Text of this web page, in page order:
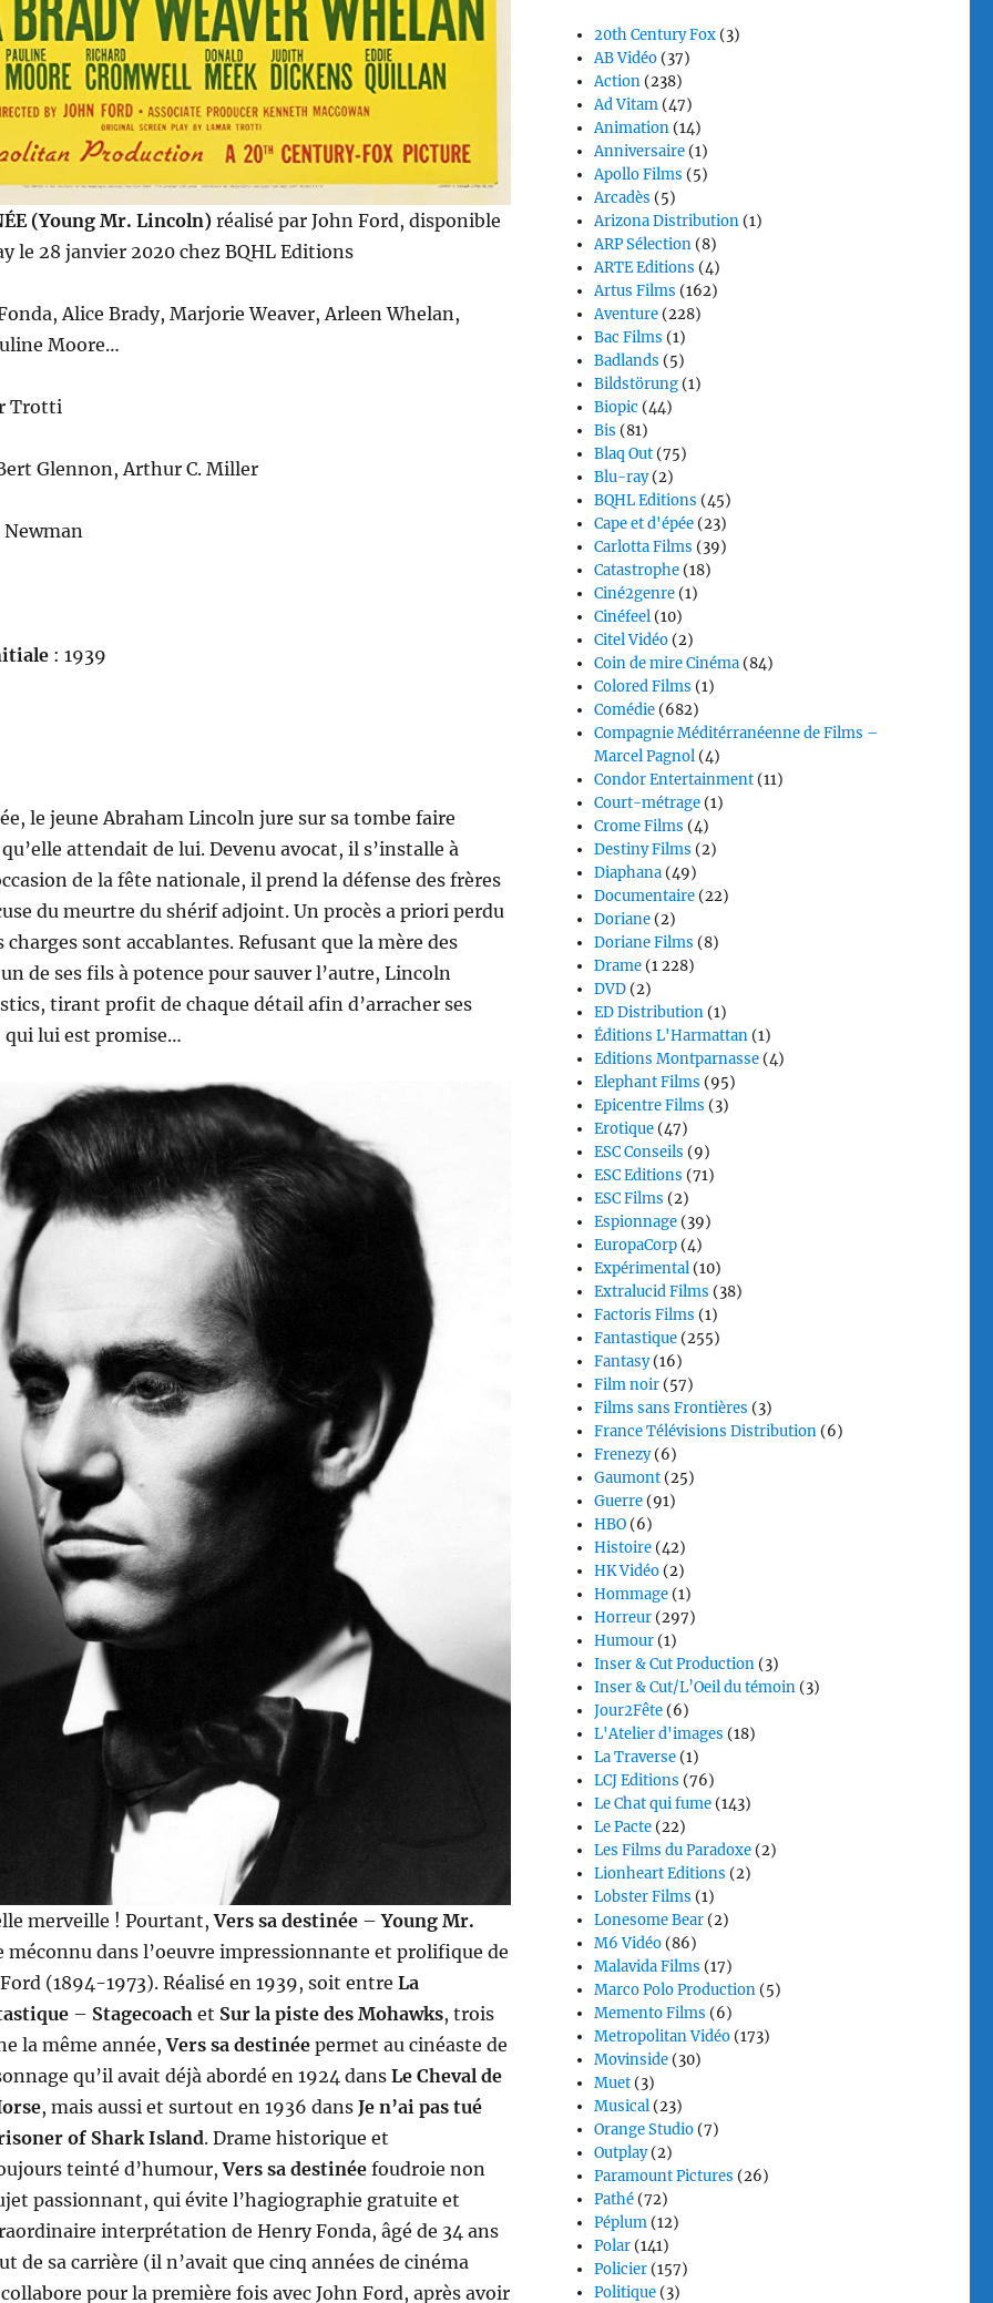
(Young Mr. Lincoln) réalisé par John Ford, disponible
le 28 janvier 2020 chez BQHL Editions
Alice Brady, Marjorie Weaver, Arleen Whelan,
Moore…
Trotti
Glennon, Arthur C. Miller
: 1939
le jeune Abraham Lincoln jure sur sa tombe faire
attendait de lui. Devenu avocat, il s’installe à
de la fête nationale, il prend la défense des frères
du meurtre du shérif adjoint. Un procès a priori perdu
charges sont accablantes. Refusant que la mère des
de ses fils à potence pour sauver l’autre, Lincoln
tirant profit de chaque détail afin d’arracher ses
qui lui est promise…
merveille ! Pourtant,Vers sa destinée–Young Mr.
méconnu dans l’oeuvre impressionnante et prolifique de
(1894-1973). Réalisé en 1939, soit entre La
– Stagecoach et Sur la piste des Mohawks, trois
la même année,Vers sa destinéepermet au cinéaste de
qu’il avait déjà abordé en 1924 dans Le Cheval de
, mais aussi et surtout en 1936 dans Je n’ai pas tué
of Shark Island. Drame historique et
teinté d’humour,Vers sa destinéefoudroie non
passionnant, qui évite l’hagiographie gratuite et
interprétation de Henry Fonda, âgé de 34 ans
de sa carrière (il n’avait que cinq années de cinéma
pour la première fois avec John Ford, après avoir
20th Century Fox (3)
AB Vidéo (37)
Action (238)
Ad Vitam (47)
Animation (14)
Anniversaire (1)
Apollo Films (5)
Arcadès (5)
Arizona Distribution (1)
ARP Sélection (8)
ARTE Editions (4)
Artus Films (162)
Aventure (228)
Bac Films (1)
Badlands (5)
Bildstörung (1)
Biopic (44)
Bis (81)
Blaq Out (75)
Blu-ray(2)
BQHL Editions (45)
Cape et d'épée (23)
Carlotta Films (39)
Catastrophe (18)
Ciné2genre (1)
Cinéfeel (10)
Citel Vidéo (2)
Coin de mire Cinéma (84)
Colored Films (1)
Comédie (682)
Compagnie Méditérranéenne de Films –
Marcel Pagnol (4)
Condor Entertainment (11)
Court-métrage (1)
Crome Films (4)
Destiny Films (2)
Diaphana (49)
Documentaire (22)
Doriane (2)
Doriane Films (8)
Drame (1 228)
DVD (2)
ED Distribution (1)
Éditions L'Harmattan (1)
Editions Montparnasse (4)
Elephant Films (95)
Epicentre Films (3)
Erotique (47)
ESC Conseils (9)
ESC Editions (71)
ESC Films (2)
Espionnage (39)
EuropaCorp (4)
Expérimental (10)
Extralucid Films (38)
Factoris Films (1)
Fantastique (255)
Fantasy(16)
Film noir (57)
Films sans Frontières (3)
France Télévisions Distribution (6)
Frenezy(6)
Gaumont (25)
Guerre (91)
HBO (6)
Histoire (42)
HK Vidéo (2)
Hommage (1)
Horreur (297)
Humour (1)
Inser & Cut Production (3)
Inser & Cut/L’Oeil du témoin (3)
Jour2Fête (6)
L'Atelier d'images (18)
La Traverse (1)
LCJ Editions (76)
Le Chat qui fume (143)
Le Pacte (22)
Les Films du Paradoxe (2)
Lionheart Editions (2)
Lobster Films (1)
Lonesome Bear (2)
M6 Vidéo (86)
Malavida Films (17)
Marco Polo Production (5)
Memento Films (6)
Metropolitan Vidéo (173)
Movinside (30)
Muet (3)
Musical (23)
Orange Studio (7)
Outplay(2)
Paramount Pictures (26)
Pathé (72)
Péplum (12)
Polar (141)
Policier (157)
Politique (3)